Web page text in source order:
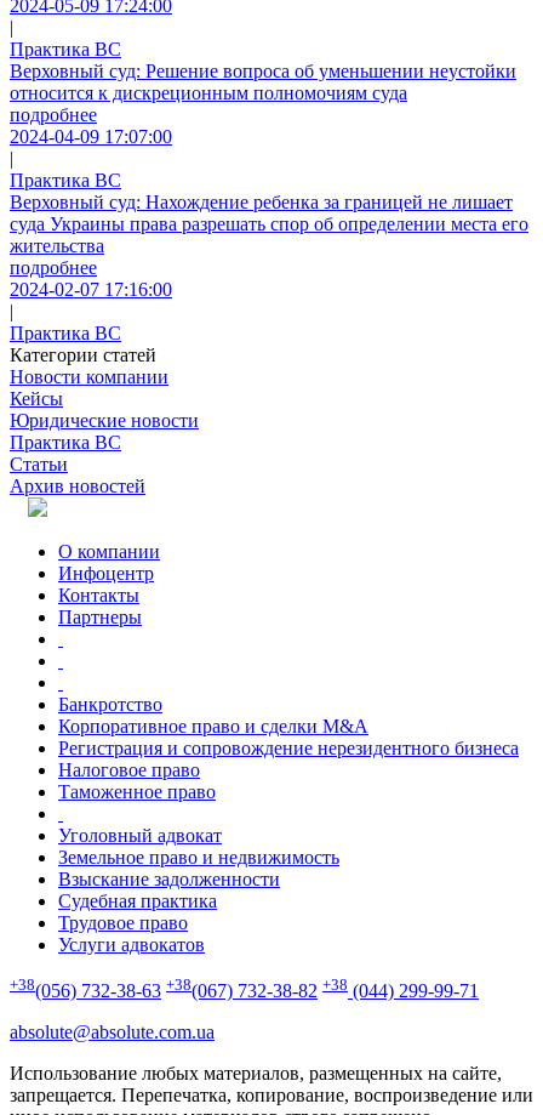
2024-05-09 17:24:00
|
Практика ВС
Верховный суд: Решение вопроса об уменьшении неустойки
относится к дискреционным полномочиям суда
подробнее
2024-04-09 17:07:00
|
Практика ВС
Верховный суд: Нахождение ребенка за границей не лишает
суда Украины права разрешать спор об определении места его
жительства
подробнее
2024-02-07 17:16:00
|
Практика ВС
Категории статей
Новости компании
Кейсы
Юридические новости
Практика ВС
Статьи
Архив новостей
О компании
Инфоцентр
Контакты
Партнеры
Банкротство
Корпоративное право и сделки M&A
Регистрация и сопровождение нерезидентного бизнеса
Налоговое право
Таможенное право
Уголовный адвокат
Земельное право и недвижимость
Взыскание задолженности
Судебная практика
Трудовое право
Услуги адвокатов
+38(056) 732-38-63 +38(067) 732-38-82 +38 (044) 299-99-71
absolute@absolute.com.ua
Использование любых материалов, размещенных на сайте,
запрещается. Перепечатка, копирование, воспроизведение или